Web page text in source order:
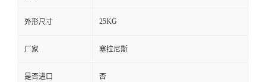
言
外形尺寸 25KG
厂家 塞拉尼斯
是否进口 否